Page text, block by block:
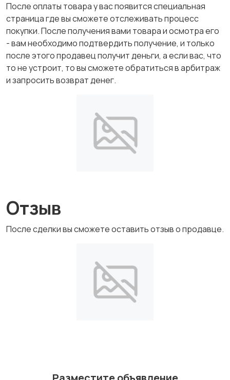
После оплаты товара у вас появится специальная
страница где вы сможете отслеживать процесс
покупки. После получения вами товара и осмотра его
- вам необходимо подтвердить получение, и только
после этого продавец получит деньги, а если вас, что
то не устроит, то вы сможете обратиться в арбитраж
и запросить возврат денег.
Отзыв
После сделки вы сможете оставить отзыв о продавце.